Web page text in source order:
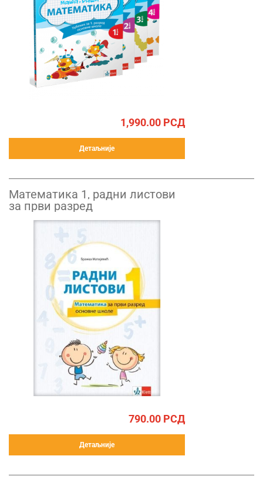
1,990.00 РСД
Детаљније
Математика 1, радни листови
за први разред
790.00 РСД
Детаљније